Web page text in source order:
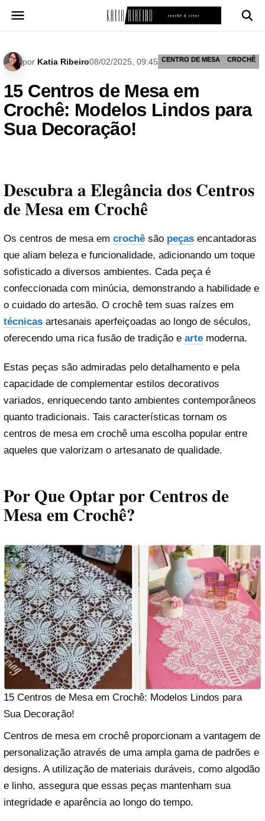
para
por Katia Ribeiro08/02/2025, 09:45 CENTRO DE MESA CROCHÊ
15 Centros de Mesa em
Crochê: Modelos Lindos para
Sua Decoração!
Descubra a Elegância dos Centros
de Mesa em Crochê
Os centros de mesa em crochê são peças encantadoras
que aliam beleza e funcionalidade, adicionando um toque
sofisticado a diversos ambientes. Cada peça é
confeccionada com minúcia, demonstrando a habilidade e
o cuidado do artesão. O crochê tem suas raízes em
técnicas artesanais aperfeiçoadas ao longo de séculos,
oferecendo uma rica fusão de tradição e arte moderna.
Estas peças são admiradas pelo detalhamento e pela
capacidade de complementar estilos decorativos
variados, enriquecendo tanto ambientes contemporâneos
quanto tradicionais. Tais características tornam os
centros de mesa em crochê uma escolha popular entre
aqueles que valorizam o artesanato de qualidade.
Por Que Optar por Centros de
Mesa em Crochê?
15 Centros de Mesa em Crochê: Modelos Lindos para
Sua Decoração!
Centros de mesa em crochê proporcionam a vantagem de
personalização através de uma ampla gama de padrões e
designs. A utilização de materiais duráveis, como algodão
e linho, assegura que essas peças mantenham sua
integridade e aparência ao longo do tempo.